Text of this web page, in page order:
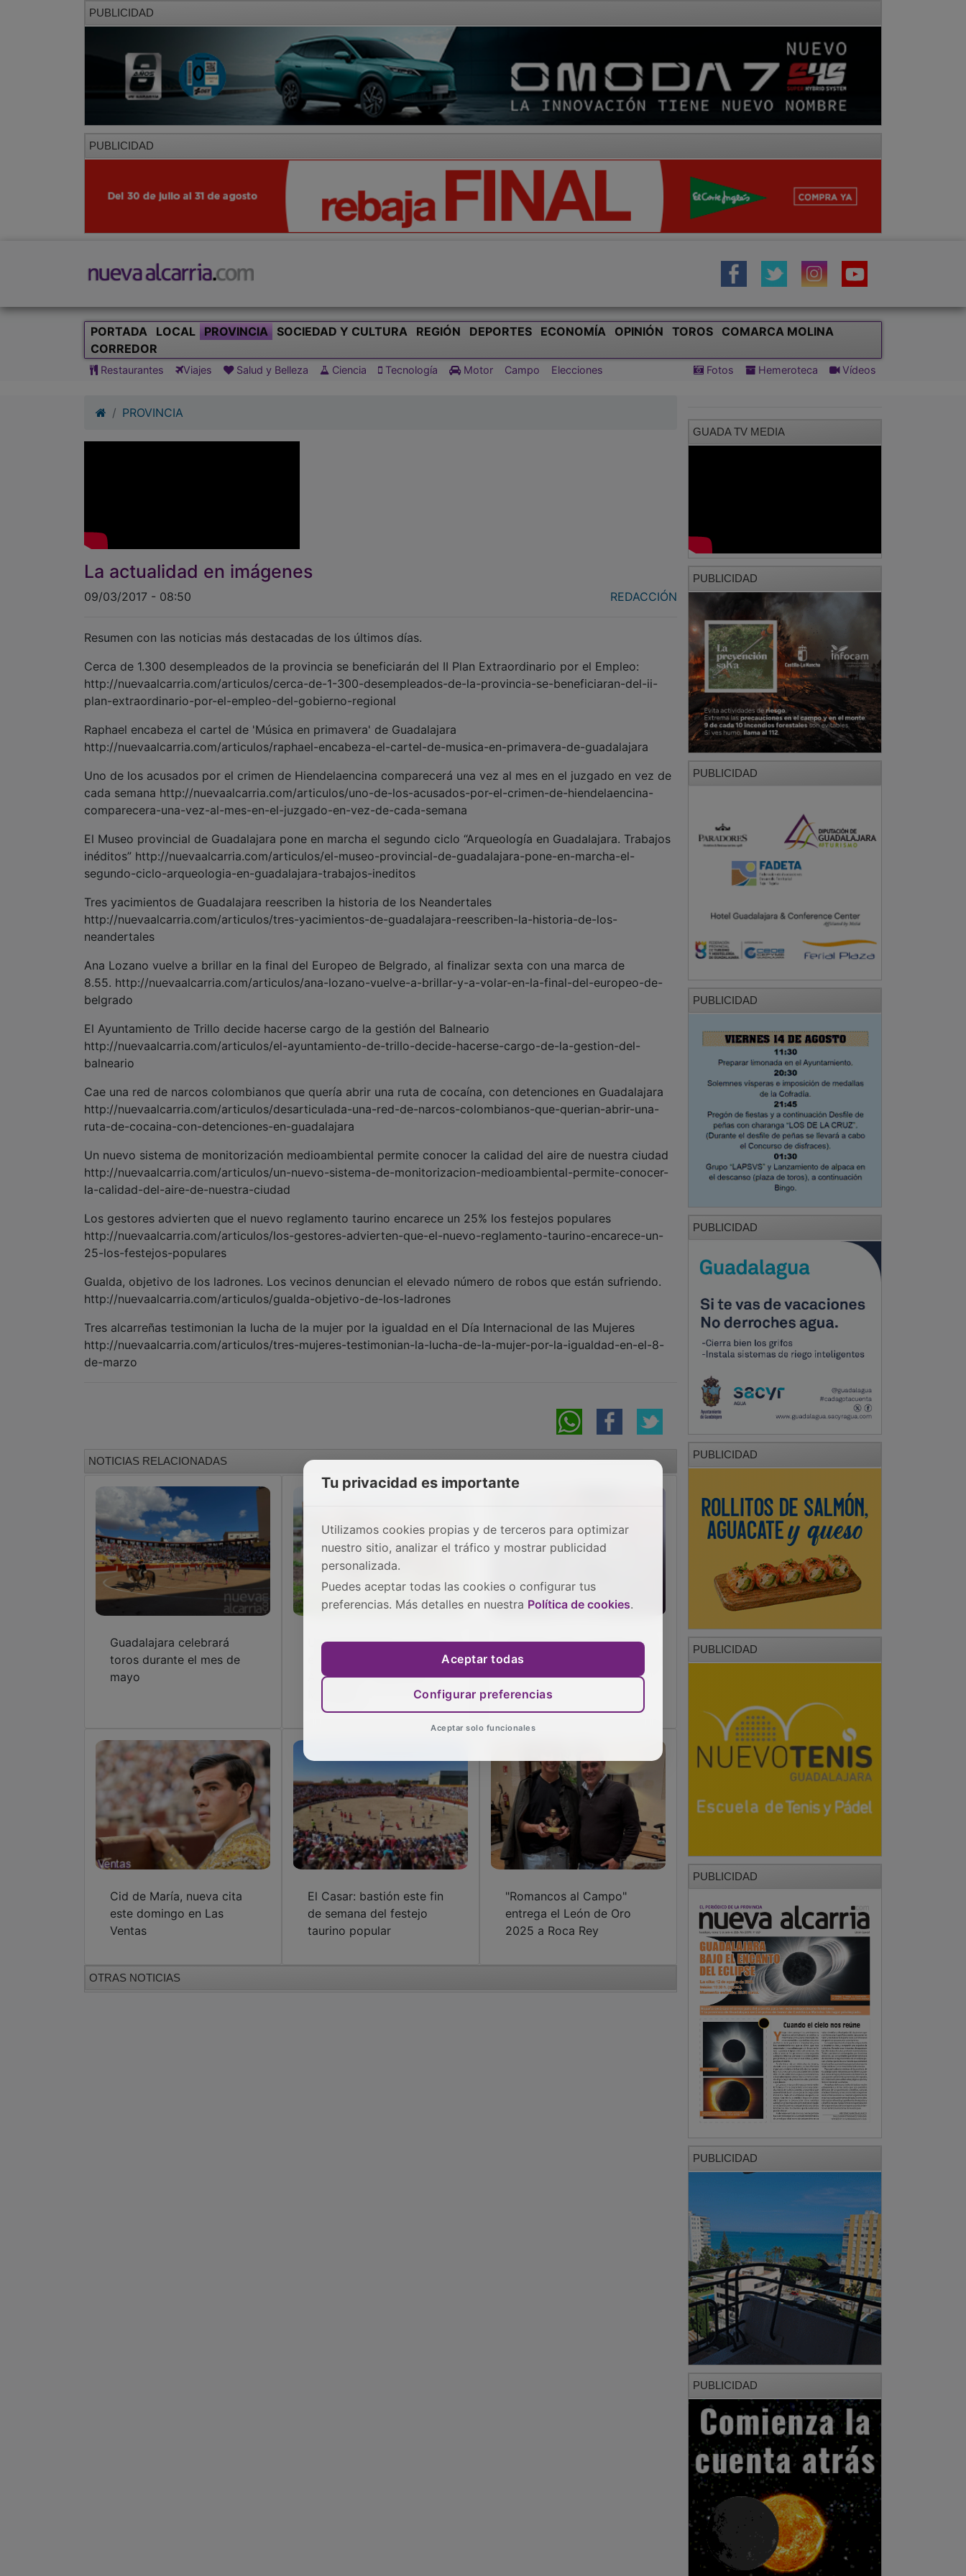
PUBLICIDAD
PUBLICIDAD
PORTADA LOCAL PROVINCIA SOCIEDAD Y CULTURA REGIÓN DEPORTES ECONOMÍA OPINIÓN TOROS
COMARCA MOLINA
CORREDOR
Restaurantes Viajes Salud y Belleza Ciencia Tecnología Motor Campo Elecciones Fotos Hemeroteca Vídeos
PROVINCIA
La actualidad en imágenes
09/03/2017 - 08:50 REDACCIÓN
Resumen con las noticias más destacadas de los últimos días.
Cerca de 1.300 desempleados de la provincia se beneficiarán del II Plan Extraordinario por el Empleo:
http://nuevaalcarria.com/articulos/cerca-de-1-300-desempleados-de-la-provincia-se-beneficiaran-del-ii-
plan-extraordinario-por-el-empleo-del-gobierno-regional
Raphael encabeza el cartel de 'Música en primavera' de Guadalajara
http://nuevaalcarria.com/articulos/raphael-encabeza-el-cartel-de-musica-en-primavera-de-guadalajara
Uno de los acusados por el crimen de Hiendelaencina comparecerá una vez al mes en el juzgado en vez de
cada semana http://nuevaalcarria.com/articulos/uno-de-los-acusados-por-el-crimen-de-hiendelaencina-
comparecera-una-vez-al-mes-en-el-juzgado-en-vez-de-cada-semana
El Museo provincial de Guadalajara pone en marcha el segundo ciclo “Arqueología en Guadalajara. Trabajos
inéditos” http://nuevaalcarria.com/articulos/el-museo-provincial-de-guadalajara-pone-en-marcha-el-
segundo-ciclo-arqueologia-en-guadalajara-trabajos-ineditos
Tres yacimientos de Guadalajara reescriben la historia de los Neandertales
http://nuevaalcarria.com/articulos/tres-yacimientos-de-guadalajara-reescriben-la-historia-de-los-
neandertales
Ana Lozano vuelve a brillar en la final del Europeo de Belgrado, al finalizar sexta con una marca de
8.55. http://nuevaalcarria.com/articulos/ana-lozano-vuelve-a-brillar-y-a-volar-en-la-final-del-europeo-de-
belgrado
El Ayuntamiento de Trillo decide hacerse cargo de la gestión del Balneario
http://nuevaalcarria.com/articulos/el-ayuntamiento-de-trillo-decide-hacerse-cargo-de-la-gestion-del-
balneario
Cae una red de narcos colombianos que quería abrir una ruta de cocaína, con detenciones en Guadalajara
http://nuevaalcarria.com/articulos/desarticulada-una-red-de-narcos-colombianos-que-querian-abrir-una-
ruta-de-cocaina-con-detenciones-en-guadalajara
Un nuevo sistema de monitorización medioambiental permite conocer la calidad del aire de nuestra ciudad
http://nuevaalcarria.com/articulos/un-nuevo-sistema-de-monitorizacion-medioambiental-permite-conocer-
la-calidad-del-aire-de-nuestra-ciudad
Los gestores advierten que el nuevo reglamento taurino encarece un 25% los festejos populares
http://nuevaalcarria.com/articulos/los-gestores-advierten-que-el-nuevo-reglamento-taurino-encarece-un-
25-los-festejos-populares
Gualda, objetivo de los ladrones. Los vecinos denuncian el elevado número de robos que están sufriendo.
http://nuevaalcarria.com/articulos/gualda-objetivo-de-los-ladrones
Tres alcarreñas testimonian la lucha de la mujer por la igualdad en el Día Internacional de las Mujeres
http://nuevaalcarria.com/articulos/tres-mujeres-testimonian-la-lucha-de-la-mujer-por-la-igualdad-en-el-8-
de-marzo
NOTICIAS RELACIONADAS
Guadalajara celebrará
toros durante el mes de
mayo
Un espectacular toro para
el quinto aniversario de la
Asociación Taurina de
Sánchez Vara: 25 años de
alternativa. Valor y verdad
Cid de María, nueva cita
este domingo en Las
Ventas
El Casar: bastión este fin
de semana del festejo
taurino popular
"Romancos al Campo"
entrega el León de Oro
2025 a Roca Rey
OTRAS NOTICIAS
GUADA TV MEDIA
PUBLICIDAD
PUBLICIDAD
PUBLICIDAD
PUBLICIDAD
PUBLICIDAD
PUBLICIDAD
PUBLICIDAD
PUBLICIDAD
PUBLICIDAD
Tu privacidad es importante
Utilizamos cookies propias y de terceros para optimizar
nuestro sitio, analizar el tráfico y mostrar publicidad
personalizada.
Puedes aceptar todas las cookies o configurar tus
preferencias. Más detalles en nuestra Política de cookies.
Aceptar todas
Configurar preferencias
Aceptar solo funcionales